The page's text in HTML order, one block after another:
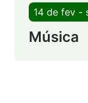
14 de fev -
Música